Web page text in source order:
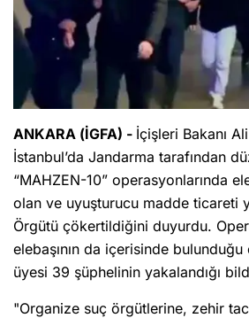
ANKARA (İGFA) - İçişleri Bakanı
İstanbul’da Jandarma tarafından
“MAHZEN-10” operasyonlarında
olan ve uyuşturucu madde ticareti
Örgütü çökertildiğini duyurdu.
elebaşının da içerisinde
üyesi 39 şüphelinin yakalandığı
"Organize suç örgütlerine, zehir